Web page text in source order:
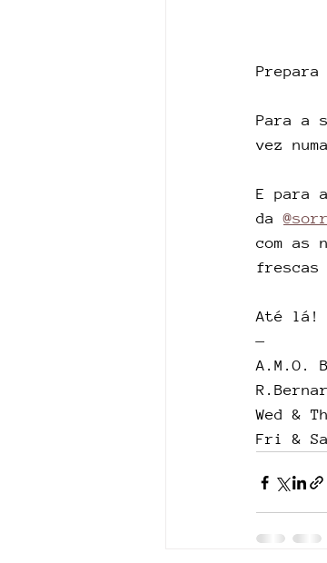
Para a
vez
E para
da
com as
frescas
Até lá!
—
A.M.O.
Wed &
Fri &